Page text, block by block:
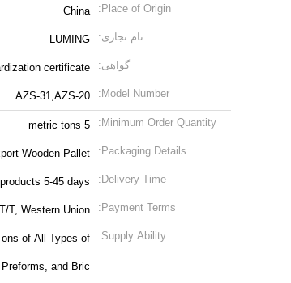
Place of Origin:
China
نام تجاری: LUMING
گواهی: certificate
Model Number:
AZS-31,AZS-20
Minimum Order Quantity:
5 metric tons
Packaging Details:
Wooden Pallet
Delivery Time:
5-45 days
Payment Terms:
T, Western Union,
Supply Ability:
of All Types of
and Bric